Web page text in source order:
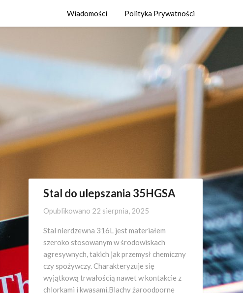
Wiadomości Polityka Prywatności
Stal do ulepszania 35HGSA
Opublikowano 22 sierpnia, 2025
Stal nierdzewna 316L jest materiałem
szeroko stosowanym w środowiskach
agresywnych, takich jak przemysł chemiczny
czy spożywczy. Charakteryzuje się
wyjątkową trwałością nawet w kontakcie z
chlorkami i kwasami.Blachy żaroodporne